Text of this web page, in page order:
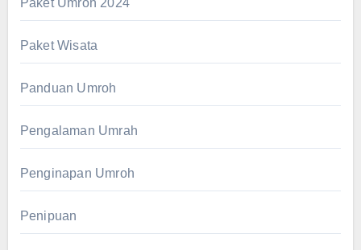
Paket Wisata
Panduan Umroh
Pengalaman Umrah
Penginapan Umroh
Penipuan